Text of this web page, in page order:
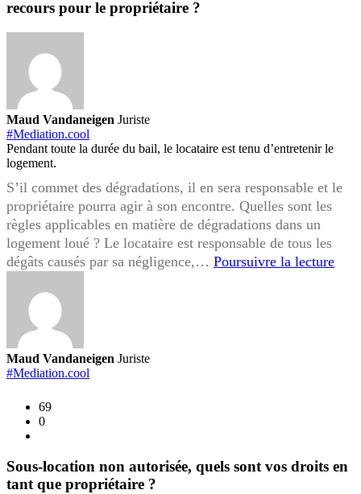
recours pour le propriétaire ?
Maud Vandaneigen Juriste
#Mediation.cool
Pendant toute la durée du bail, le locataire est tenu d’entretenir le
logement.
S’il commet des dégradations, il en sera responsable et le
propriétaire pourra agir à son encontre. Quelles sont les
règles applicables en matière de dégradations dans un
logement loué ? Le locataire est responsable de tous les
dégâts causés par sa négligence,… Poursuivre la lecture
?
Maud Vandaneigen Juriste
#Mediation.cool
69
0
Sous-location non autorisée, quels sont vos droits en
tant que propriétaire ?